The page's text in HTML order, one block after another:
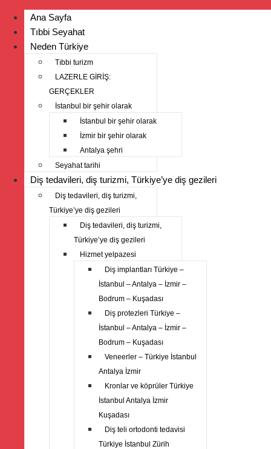
Ana Sayfa
Tıbbi Seyahat
Neden Türkiye
Tıbbi turizm
LAZERLE GİRİŞ:
GERÇEKLER
İstanbul bir şehir olarak
İstanbul bir şehir olarak
İzmir bir şehir olarak
Antalya şehri
Seyahat tarihi
Diş tedavileri, diş turizmi, Türkiye’ye diş gezileri
Diş tedavileri, diş turizmi,
Türkiye’ye diş gezileri
Diş tedavileri, diş turizmi,
Türkiye’ye diş gezileri
Hizmet yelpazesi
Diş implantları Türkiye –
İstanbul – Antalya – İzmir –
Bodrum – Kuşadası
Diş protezleri Türkiye –
İstanbul – Antalya – İzmir –
Bodrum – Kuşadası
Veneerler – Türkiye İstanbul
Antalya İzmir
Kronlar ve köprüler Türkiye
İstanbul Antalya İzmir
Kuşadası
Diş teli ortodonti tedavisi
Türkiye İstanbul Zürih